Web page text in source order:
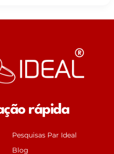
rápida
Pesquisas Par Ideal
Blog